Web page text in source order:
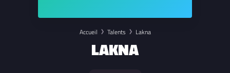
Accueil Talents Lakna
LAKNA